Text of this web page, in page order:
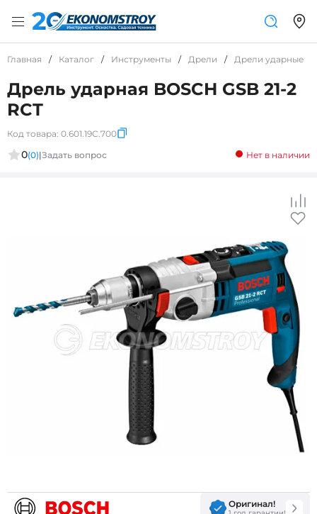
Главная / Каталог / Инструменты / Дрели / Дрели ударные
Дрель ударная BOSCH GSB 21-2
RCT
Код товара: 0.601.19C.700
0(0)|Задать вопрос Нет в наличии
Оригинал!